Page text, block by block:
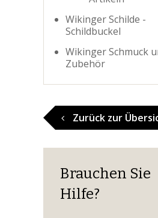
Wikinger Schilde -
Schildbuckel
Wikinger Schmuck
Zubehör
Zurück zur
Brauchen Sie
Hilfe?